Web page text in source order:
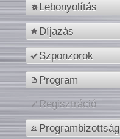
Lebonyolítás
Díjazás
Szponzorok
Program
Regisztráció
Programbizottság